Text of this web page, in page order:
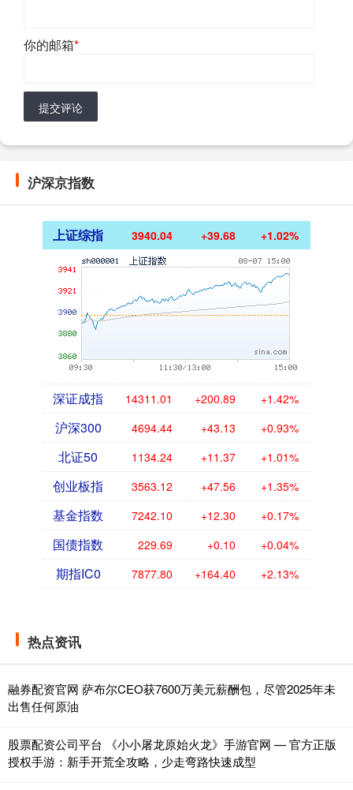
你的邮箱*
提交评论
沪深京指数
上证综指 3940.04 +39.68 +1.02%
深证成指 14311.01 +200.89 +1.42%
沪深300 4694.44 +43.13 +0.93%
北证50 1134.24 +11.37 +1.01%
创业板指 3563.12 +47.56 +1.35%
基金指数 7242.10 +12.30 +0.17%
国债指数 229.69 +0.10 +0.04%
期指IC0 7877.80 +164.40 +2.13%
热点资讯
融券配资官网 萨布尔CEO获7600万美元薪酬包，尽管2025年未
出售任何原油
股票配资公司平台 《小小屠龙原始火龙》手游官网 — 官方正版
授权手游：新手开荒全攻略，少走弯路快速成型